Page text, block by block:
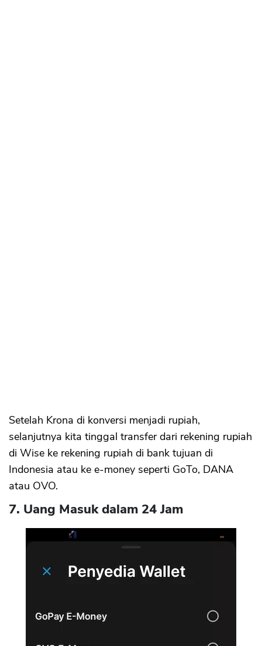
Setelah Krona di konversi menjadi rupiah,
selanjutnya kita tinggal transfer dari rekening rupiah
di Wise ke rekening rupiah di bank tujuan di
Indonesia atau ke e-money seperti GoTo, DANA
atau OVO.
7. Uang Masuk dalam 24 Jam